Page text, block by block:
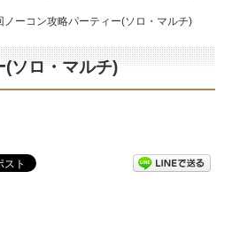
ノーコン攻略パーティー(ソロ・マルチ)
(ソロ・マルチ)